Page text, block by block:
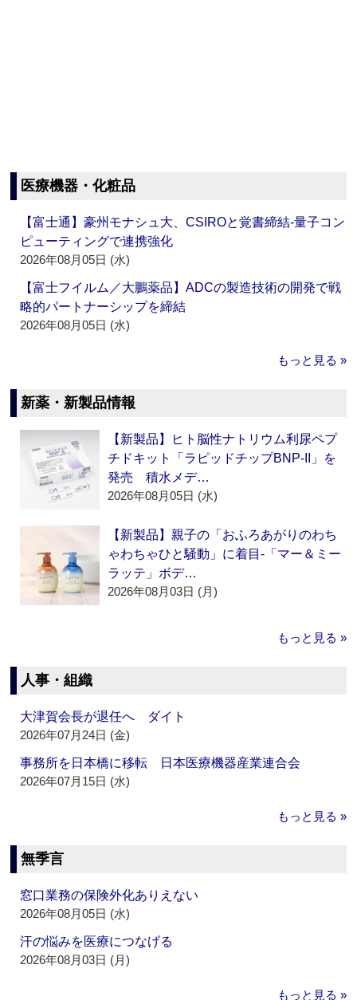
医療機器・化粧品
【富士通】豪州モナシュ大、CSIROと覚書締結‐量子コン
ピューティングで連携強化
2026年08月05日 (水)
【富士フイルム／大鵬薬品】ADCの製造技術の開発で戦
略的パートナーシップを締結
2026年08月05日 (水)
もっと見る »
新薬・新製品情報
【新製品】ヒト脳性ナトリウム利尿ペプ
チドキット「ラピッドチップBNP-II」を
発売 積水メデ…
2026年08月05日 (水)
【新製品】親子の「おふろあがりのわち
ゃわちゃひと騒動」に着目‐「マー＆ミー
ラッテ」ボデ…
2026年08月03日 (月)
もっと見る »
人事・組織
大津賀会長が退任へ ダイト
2026年07月24日 (金)
事務所を日本橋に移転 日本医療機器産業連合会
2026年07月15日 (水)
もっと見る »
無季言
窓口業務の保険外化ありえない
2026年08月05日 (水)
汗の悩みを医療につなげる
2026年08月03日 (月)
もっと見る »